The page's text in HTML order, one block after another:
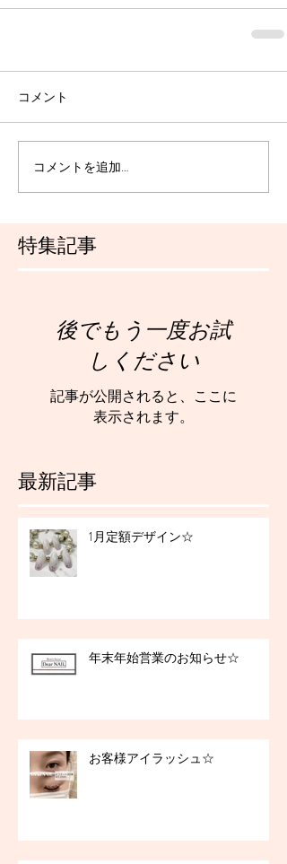
特集記事
最新記事
コメント
コメントを追加…
後でもう一度お試
しください
記事が公開されると、ここに
表示されます。
1月定額デザイン☆
年末年始営業のお知らせ☆
お客様アイラッシュ☆